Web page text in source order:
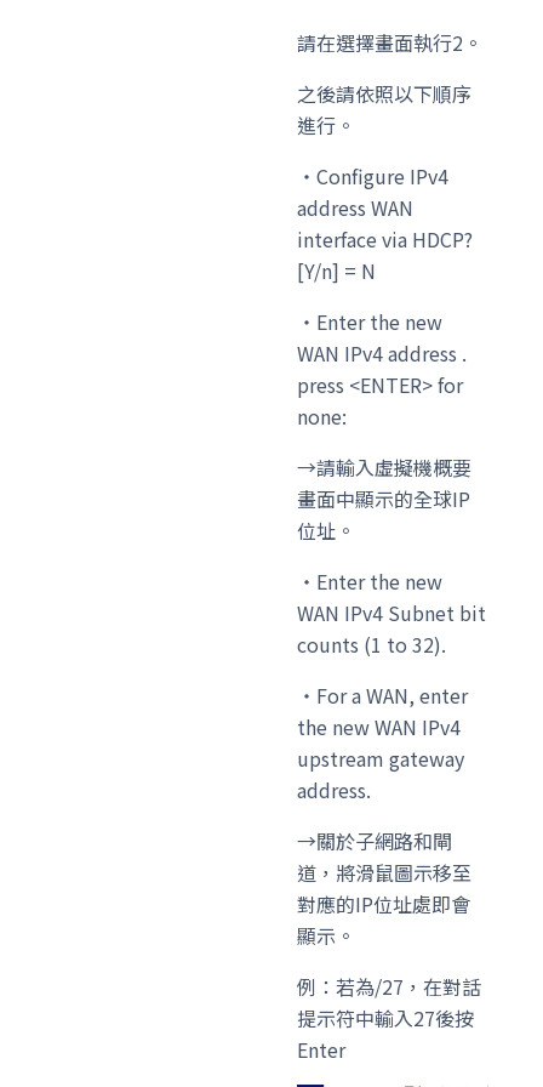
請在選擇畫面執行2。
之後請依照以下順序
進行。
・Configure IPv4
address WAN
interface via HDCP?
[Y/n] = N
・Enter the new
WAN IPv4 address .
press <ENTER> for
none:
→請輸入虛擬機概要
畫面中顯示的全球IP
位址。
・Enter the new
WAN IPv4 Subnet bit
counts (1 to 32).
・For a WAN, enter
the new WAN IPv4
upstream gateway
address.
→關於子網路和閘
道，將滑鼠圖示移至
對應的IP位址處即會
顯示。
例：若為/27，在對話
提示符中輸入27後按
Enter